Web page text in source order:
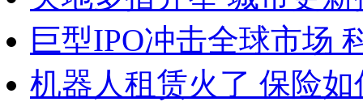
巨型IPO冲击全球市场
机器人租赁火了 保险